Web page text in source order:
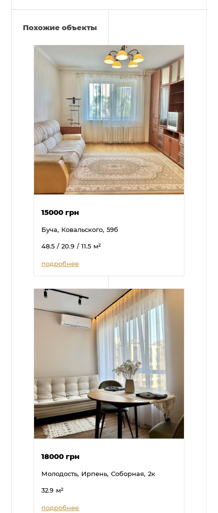
Похожие объекты
15000 грн
Буча, Ковальского, 59б
48.5 / 20.9 / 11.5 м²
подробнее
18000 грн
Молодость, Ирпень, Соборная, 2к
32.9 м²
подробнее